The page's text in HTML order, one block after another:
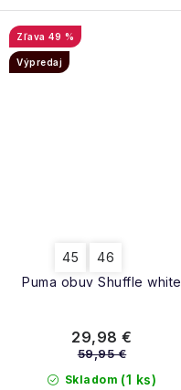
Puma obuv Shuffle white
49 %
Výpredaj
45 46
Skladom (1 ks)
29,98 €
59,95 €